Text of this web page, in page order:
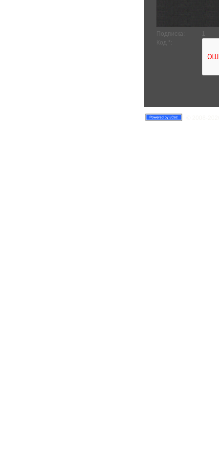
Подписка:
1
Код *: